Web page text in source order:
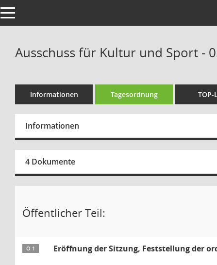
Toggle navigation
Ausschuss für Kultur und Sport -
Informationen Tagesordnung TOP-
Informationen
4 Dokumente
Öffentlicher Teil:
Ö 1 Eröffnung der Sitzung, Feststellung der